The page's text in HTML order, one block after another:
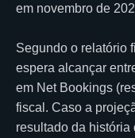
em novembro de
Segundo o relatório
espera alcançar
em Net Bookings
fiscal. Caso a
resultado da história